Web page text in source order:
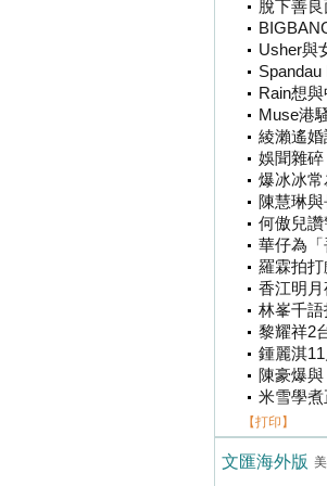
脫下善
Usher與
Rain想
Muse港
綾瀨遙
娛聞雜碎
爆冰冰
陳慧琳
何傲兒
華仔為
羅霖拍
香江明
林峯千
黎耀祥2
鍾麗淇
陳豪爆
米雪學
【打印】
文匯海外版